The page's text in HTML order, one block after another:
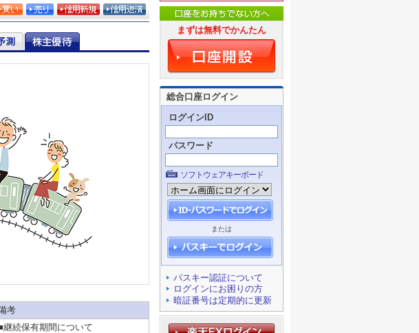
考
継続保有期間について
まずは無料でかんたん
総合口座ログイン
ログインID
パスワード
ソフトウェアキーボード
または
パスキー認証について
ログインにお困りの方
暗証番号は定期的に更新